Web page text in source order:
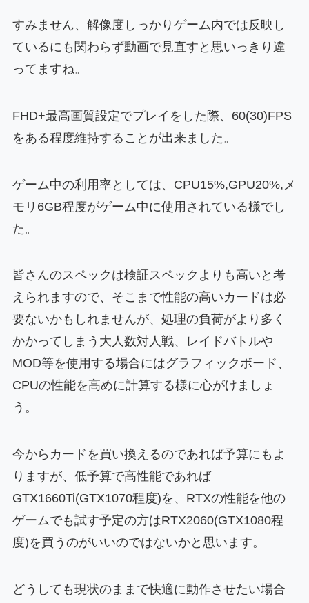
すみません、解像度しっかりゲーム内では反映し
ているにも関わらず動画で見直すと思いっきり違
ってますね。
FHD+最高画質設定でプレイをした際、60(30)FPS
をある程度維持することが出来ました。
ゲーム中の利用率としては、CPU15%,GPU20%,メ
モリ6GB程度がゲーム中に使用されている様でし
た。
皆さんのスペックは検証スペックよりも高いと考
えられますので、そこまで性能の高いカードは必
要ないかもしれませんが、処理の負荷がより多く
かかってしまう大人数対人戦、レイドバトルや
MOD等を使用する場合にはグラフィックボード、
CPUの性能を高めに計算する様に心がけましょ
う。
今からカードを買い換えるのであれば予算にもよ
りますが、低予算で高性能であれば
GTX1660Ti(GTX1070程度)を、RTXの性能を他の
ゲームでも試す予定の方はRTX2060(GTX1080程
度)を買うのがいいのではないかと思います。
どうしても現状のままで快適に動作させたい場合